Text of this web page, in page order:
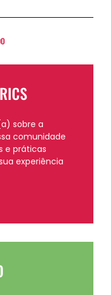
sobre a
comunidade
e práticas
experiência